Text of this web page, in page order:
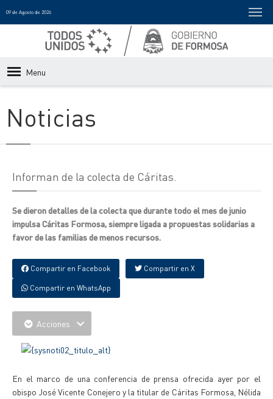
09 de Agosto de 2026
Menu
Noticias
Informan de la colecta de Cáritas.
Se dieron detalles de la colecta que durante todo el mes de junio
impulsa Cáritas Formosa, siempre ligada a propuestas solidarias a
favor de las familias de menos recursos.
Compartir en Facebook Compartir en X
Compartir en WhatsApp
Acciones
En el marco de una conferencia de prensa ofrecida ayer por el
obispo José Vicente Conejero y la titular de Cáritas Formosa, Nélida